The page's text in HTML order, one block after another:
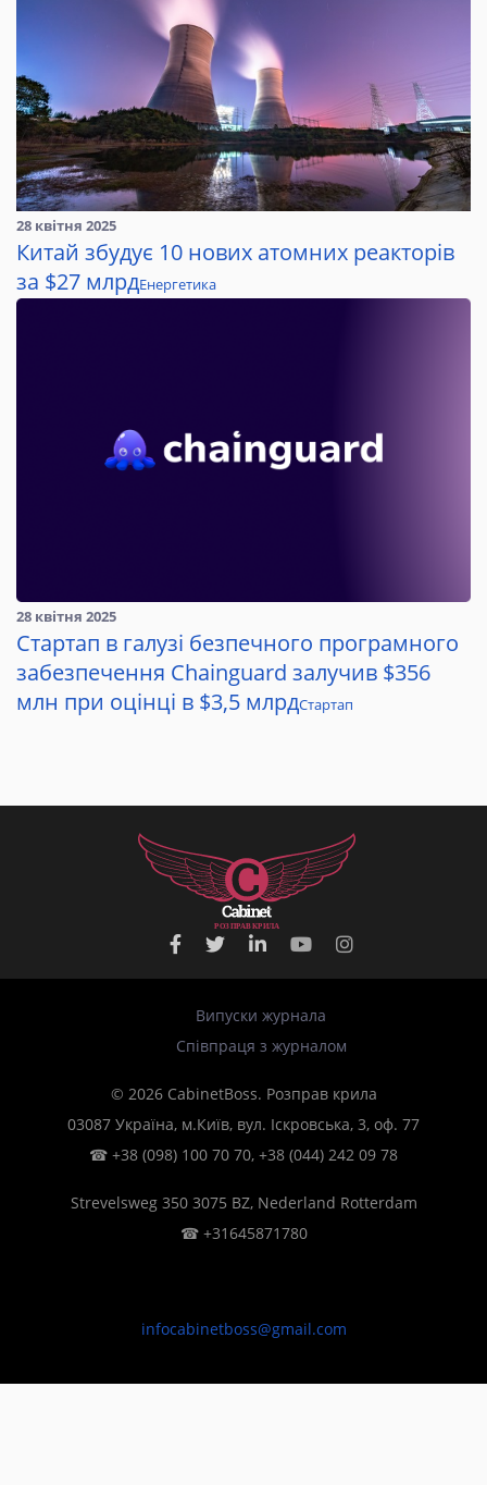
28 квітня 2025
Китай збудує 10 нових атомних реакторів
за $27 млрдЕнергетика
28 квітня 2025
Стартап в галузі безпечного програмного
забезпечення Chainguard залучив $356
млн при оцінці в $3,5 млрдСтартап
РОЗПРАВКРИЛА
Випуски журнала
Співпраця з журналом
© 2026 CabinetBoss. Розправ крила
03087 Україна, м.Київ, вул. Іскровська, 3, оф. 77
☎ +38 (098) 100 70 70, +38 (044) 242 09 78
Strevelsweg 350 3075 BZ, Nederland Rotterdam
☎ +31645871780
infocabinetboss@gmail.com